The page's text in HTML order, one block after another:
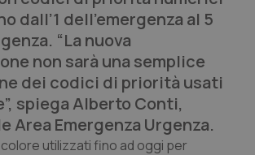
Sanitari.AI
dall’1 dell'emergenza al 5
“La nuova
non sarà una semplice
dei codici di priorità usati
spiega Alberto Conti,
Area Emergenza Urgenza.
utilizzati fino ad oggi per